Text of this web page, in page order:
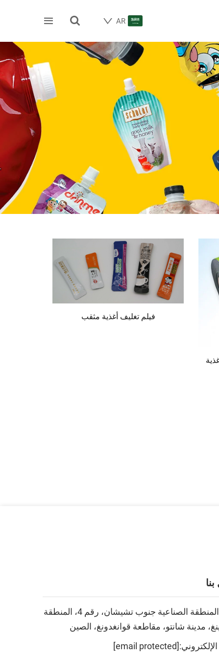
AR


فيلم تغليف أغذية مثقب
Add: المنطقة الصناعية جنوب تشيشان، رقم 4، المنطقة
مدينة شانتو، مقاطعة قوانغدونغ، الصين
الإلكتروني:[email protected]